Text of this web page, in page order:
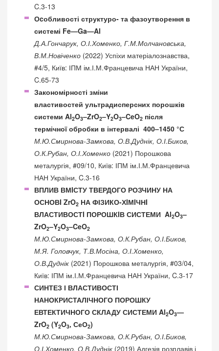
C.3-13
Оcобливості структуро- та фазоутворення в
системі Fe—Ga—Al
Д.А.Гончарук, О.І.Хоменко, Г.М.Молчановська,
В.М.Новіченко (2022) Успіхи матеріалознавства,
#4/5, Київ: ІПМ ім.І.М.Францевича НАН України,
C.65-73
Закономірності зміни
властивостей ультрадисперсних порошків
системи Al2O3–ZrO2–Y2O3–CeO2 після
термічної обробки в інтервалі 400–1450 °С
М.Ю.Смирнова-Замкова, О.В.Дуднік, О.І.Биков,
О.К.Рубан, О.І.Хоменко (2021) Порошкова
металургія, #09/10, Київ: ІПМ ім.І.М.Францевича
НАН України, C.3-16
ВПЛИВ ВМIСТУ ТВЕРДОГО РОЗЧИНУ НА
ОСНОВI ZrO2 НА ФІЗИКО-ХIМIЧНI
ВЛАСТИВОСТI ПОРОШКIВ СИСТЕМИ Al2O3–
ZrO2–Y2O3–CeO2
М.Ю.Смирнова-Замкова, О.К.Рубан, О.І.Биков,
М.Я. Головчук, Т.В.Мосіна, О.І.Хоменко,
О.В.Дуднік (2021) Порошкова металургія, #03/04,
Київ: ІПМ ім.І.М.Францевича НАН України, C.3-17
СИНТЕЗ І ВЛАСТИВОСТІ
НАНОКРИСТАЛІЧНОГО ПОРОШКУ
ЕВТЕКТИЧНОГО СКЛАДУ СИСТЕМИ Al2O3—
ZrO2 (Y2O3, СеО2)
М.Ю.Смирнова-Замкова, О.К.Рубан, О.І.Биков,
О.І.Хоменко, О.В.Дуднік (2019) Адгезія розплавів і